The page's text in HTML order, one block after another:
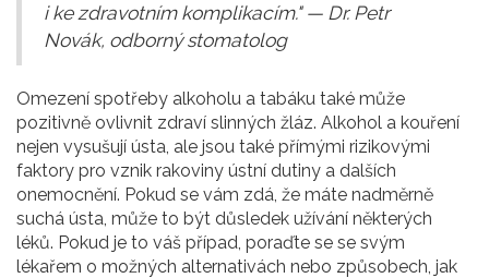
i ke zdravotním komplikacím." — Dr. Petr
Novák, odborný stomatolog
Omezení spotřeby alkoholu a tabáku také může
pozitivně ovlivnit zdraví slinných žláz. Alkohol a kouření
nejen vysušují ústa, ale jsou také přímými rizikovými
faktory pro vznik rakoviny ústní dutiny a dalších
onemocnění. Pokud se vám zdá, že máte nadměrně
suchá ústa, může to být důsledek užívání některých
léků. Pokud je to váš případ, poraďte se se svým
lékařem o možných alternativách nebo způsobech, jak